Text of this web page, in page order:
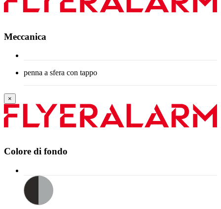
Meccanica
penna a sfera con tappo
×
Colore di fondo